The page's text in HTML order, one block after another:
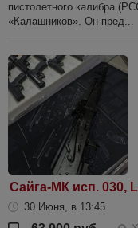
пистолетного калибра
«Калашников». Он пред...
Сайга-МК исп. 030,
30 Июня, в 13:45